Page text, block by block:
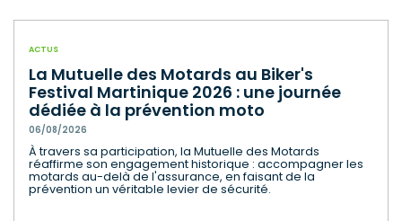
ACTUS
La Mutuelle des Motards au Biker's
Festival Martinique 2026 : une journée
dédiée à la prévention moto
06/08/2026
À travers sa participation, la Mutuelle des Motards
réaffirme son engagement historique : accompagner les
motards au-delà de l'assurance, en faisant de la
prévention un véritable levier de sécurité.